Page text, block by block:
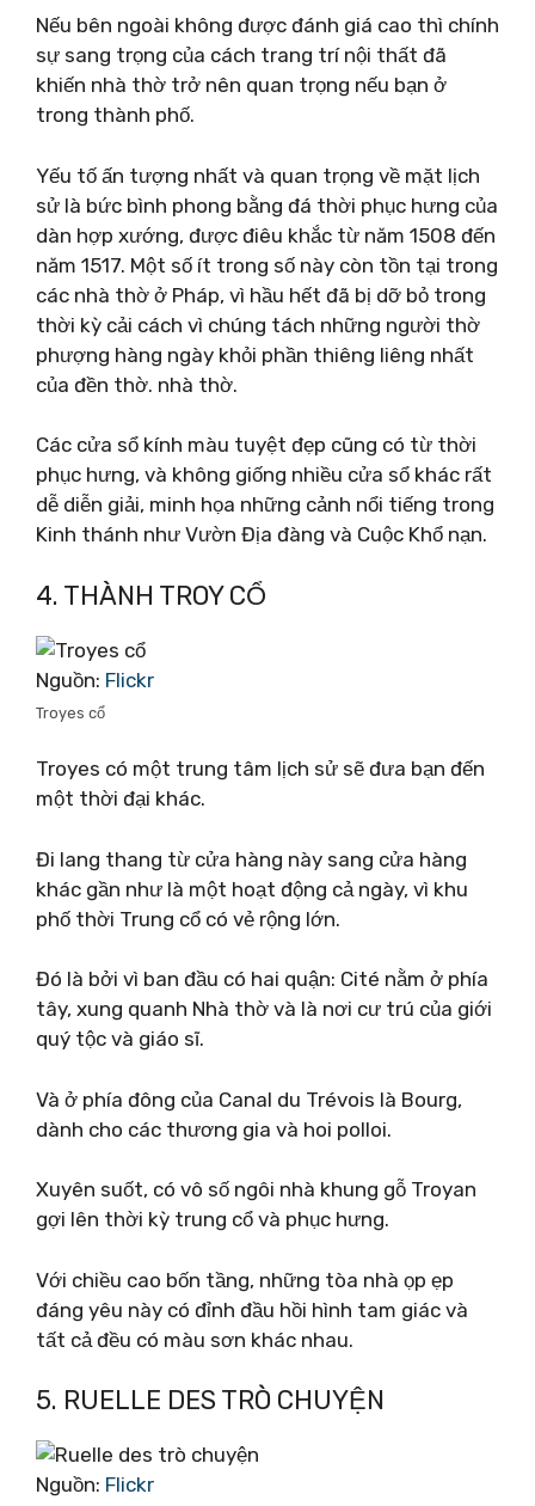
Nếu bên ngoài không được đánh giá cao thì chính
sự sang trọng của cách trang trí nội thất đã
khiến nhà thờ trở nên quan trọng nếu bạn ở
trong thành phố.
Yếu tố ấn tượng nhất và quan trọng về mặt lịch
sử là bức bình phong bằng đá thời phục hưng của
dàn hợp xướng, được điêu khắc từ năm 1508 đến
năm 1517. Một số ít trong số này còn tồn tại trong
các nhà thờ ở Pháp, vì hầu hết đã bị dỡ bỏ trong
thời kỳ cải cách vì chúng tách những người thờ
phượng hàng ngày khỏi phần thiêng liêng nhất
của đền thờ. nhà thờ.
Các cửa sổ kính màu tuyệt đẹp cũng có từ thời
phục hưng, và không giống nhiều cửa sổ khác rất
dễ diễn giải, minh họa những cảnh nổi tiếng trong
Kinh thánh như Vườn Địa đàng và Cuộc Khổ nạn.
4. THÀNH TROY CỔ
Nguồn: Flickr
Troyes cổ
Troyes có một trung tâm lịch sử sẽ đưa bạn đến
một thời đại khác.
Đi lang thang từ cửa hàng này sang cửa hàng
khác gần như là một hoạt động cả ngày, vì khu
phố thời Trung cổ có vẻ rộng lớn.
Đó là bởi vì ban đầu có hai quận: Cité nằm ở phía
tây, xung quanh Nhà thờ và là nơi cư trú của giới
quý tộc và giáo sĩ.
Và ở phía đông của Canal du Trévois là Bourg,
dành cho các thương gia và hoi polloi.
Xuyên suốt, có vô số ngôi nhà khung gỗ Troyan
gợi lên thời kỳ trung cổ và phục hưng.
Với chiều cao bốn tầng, những tòa nhà ọp ẹp
đáng yêu này có đỉnh đầu hồi hình tam giác và
tất cả đều có màu sơn khác nhau.
5. RUELLE DES TRÒ CHUYỆN
Nguồn: Flickr